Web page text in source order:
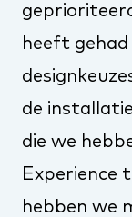
heeft
de
die we
Experience
hebben we